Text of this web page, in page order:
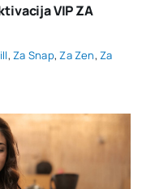
VIP ZA
,Za Snap,Za Zen,Za